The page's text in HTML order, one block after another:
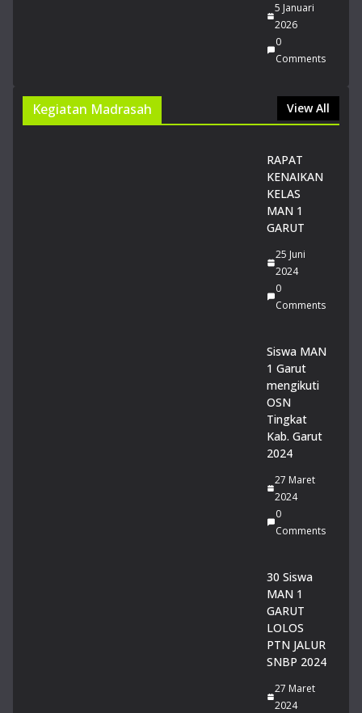
5 Januari
2026
0
Comments
Kegiatan Madrasah View All
RAPAT
KENAIKAN
KELAS
MAN 1
GARUT
25 Juni
2024
0
Comments
Siswa MAN
1 Garut
mengikuti
OSN
Tingkat
Kab. Garut
2024
27 Maret
2024
0
Comments
30 Siswa
MAN 1
GARUT
LOLOS
PTN JALUR
SNBP 2024
27 Maret
2024